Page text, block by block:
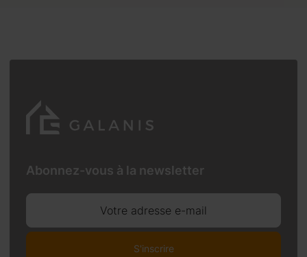
Abonnez-vous à la newsletter
Votre adresse e-mail
S'inscrire